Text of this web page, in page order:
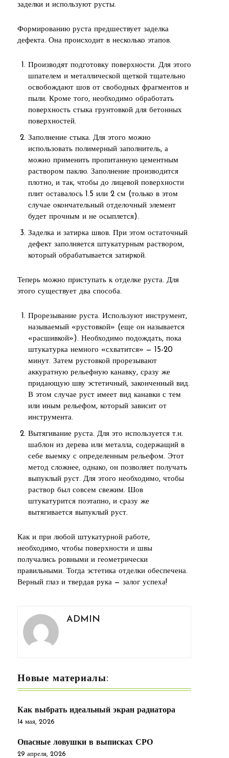
заделки и используют русты.
Формированию руста предшествует заделка
дефекта. Она происходит в несколько этапов.
Производят подготовку поверхности. Для этого
шпателем и металлической щеткой тщательно
освобождают шов от свободных фрагментов и
пыли. Кроме того, необходимо обработать
поверхность стыка грунтовкой для бетонных
поверхностей.
Заполнение стыка. Для этого можно
использовать полимерный заполнитель, а
можно применить пропитанную цементным
раствором паклю. Заполнение производится
плотно, и так, чтобы до лицевой поверхности
плит оставалось 1.5 или 2 см (только в этом
случае окончательный отделочный элемент
будет прочным и не осыплется).
Заделка и затирка швов. При этом остаточный
дефект заполняется штукатурным раствором,
который обрабатывается затиркой.
Теперь можно приступать к отделке руста. Для
этого существует два способа.
Прорезывание руста. Используют инструмент,
называемый «рустовкой» (еще он называется
«расшивкой»). Необходимо подождать, пока
штукатурка немного «схватится» — 15-20
минут. Затем рустовкой прорезывают
аккуратную рельефную канавку, сразу же
придающую шву эстетичный, законченный вид.
В этом случае руст имеет вид канавки с тем
или иным рельефом, который зависит от
инструмента.
Вытягивание руста. Для это используется т.н.
шаблон из дерева или металла, содержащий в
себе выемку с определенным рельефом. Этот
метод сложнее, однако, он позволяет получать
выпуклый руст. Для этого необходимо, чтобы
раствор был совсем свежим. Шов
штукатурится поэтапно, и сразу же
вытягивается выпуклый руст.
Как и при любой штукатурной работе,
необходимо, чтобы поверхности и швы
получались ровными и геометрически
правильными. Тогда эстетика отделки обеспечена.
Верный глаз и твердая рука — залог успеха!
ADMIN
Новые материалы:
Как выбрать идеальный экран радиатора
14 мая, 2026
Опасные ловушки в выписках СРО
29 апреля, 2026